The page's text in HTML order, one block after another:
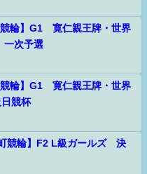
輪】G1 寛仁親王牌・世界
次予選
輪】G1 寛仁親王牌・世界
競杯
競輪】F2 L級ガールズ 決